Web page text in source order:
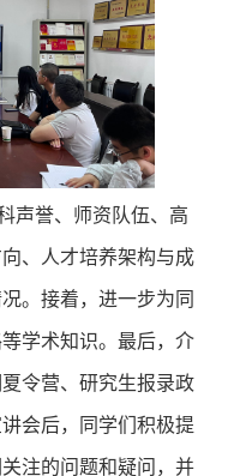
声誉、师资队伍、高
、人才培养架构与成
。接着，进一步为同
学术知识。最后，介
令营、研究生报录政
会后，同学们积极提
注的问题和疑问，并